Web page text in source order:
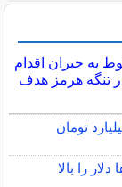
به جبران اقدام
تنگه هرمز هدف
17 مرداد 1405 / 9 هزار میلیارد تومان
را بالا